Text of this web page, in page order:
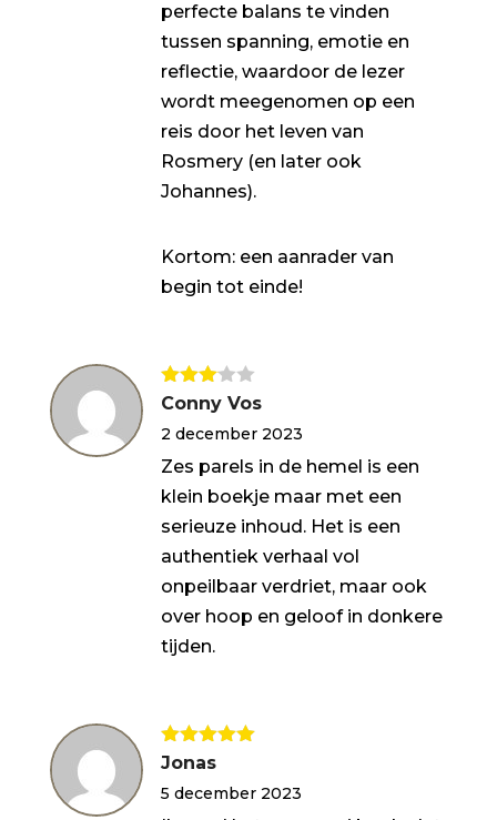
perfecte balans te vinden
tussen spanning, emotie en
reflectie, waardoor de lezer
wordt meegenomen op een
reis door het leven van
Rosmery (en later ook
Johannes).
Kortom: een aanrader van
begin tot einde!
Gewaar
3
uit 5
Conny Vos
2 december 2023
Zes parels in de hemel is een
klein boekje maar met een
serieuze inhoud. Het is een
authentiek verhaal vol
onpeilbaar verdriet, maar ook
over hoop en geloof in donkere
tijden.
Gewaardeerd
Jonas
5 december 2023